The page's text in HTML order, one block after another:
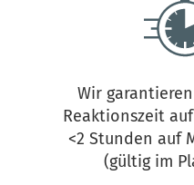
Reaktionszeit
<2 Stunden auf
(gültig im